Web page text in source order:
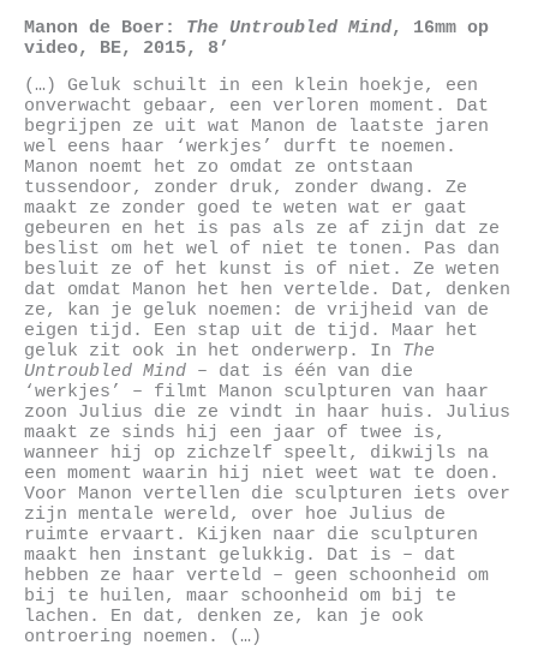
Manon de Boer:
The Untroubled Mind, 16mm op
video, BE, 2015, 8’
(…) Geluk schuilt in een klein hoekje, een
onverwacht gebaar, een verloren moment. Dat
begrijpen ze uit wat Manon de laatste jaren
wel eens haar ‘werkjes’ durft te noemen.
Manon noemt het zo omdat ze ontstaan
tussendoor, zonder druk, zonder dwang. Ze
maakt ze zonder goed te weten wat er gaat
gebeuren en het is pas als ze af zijn dat ze
beslist om het wel of niet te tonen. Pas dan
besluit ze of het kunst is of niet. Ze weten
dat omdat Manon het hen vertelde. Dat, denken
ze, kan je geluk noemen: de vrijheid van de
eigen tijd. Een stap uit de tijd. Maar het
geluk zit ook in het onderwerp. In The
Untroubled Mind – dat is één van die
‘werkjes’ – filmt Manon sculpturen van haar
zoon Julius die ze vindt in haar huis. Julius
maakt ze sinds hij een jaar of twee is,
wanneer hij op zichzelf speelt, dikwijls na
een moment waarin hij niet weet wat te doen.
Voor Manon vertellen die sculpturen iets over
zijn mentale wereld, over hoe Julius de
ruimte ervaart. Kijken naar die sculpturen
maakt hen instant gelukkig. Dat is – dat
hebben ze haar verteld – geen schoonheid om
bij te huilen, maar schoonheid om bij te
lachen. En dat, denken ze, kan je ook
ontroering noemen. (…)